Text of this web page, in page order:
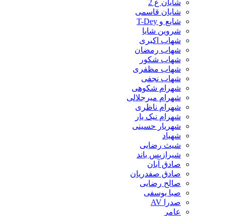
شایان ع 2
شایان قاسمی
شایع و T-Dey
شروین شایا
شهاب اکبری
شهاب رمضان
شهاب شکور
شهاب مظفری
شهاب نجفی
شهرام شکوهی
شهرام میرجلالی
شهرام ناظری
شهرام نیک یار
شهریار حسینی
شیث رضایی
شیرازیس باند
صادق آبان
صادق صفدریان
صالح رضایی
صبا یوسفی